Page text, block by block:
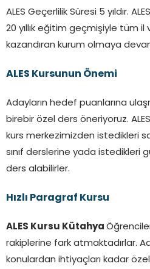
ALES Geçerlilik Süresi 5 yıldır.
20 yıllık eğitim geçmişiyle tüm
kazandıran kurum olmaya
ALES Kursunun Önemi
Adayların hedef puanlarına
birebir özel ders öneriyoruz.
kurs merkezimizden istedikleri
sınıf derslerine yada istedikleri
ders alabilirler.
Hızlı Paragraf Kursu
ALES Kursu Kütahya
rakiplerine fark atmaktadırlar.
konulardan ihtiyaçları kadar özel